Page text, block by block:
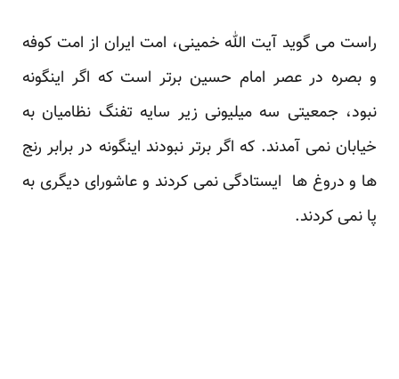
راست می گوید آیت الله خمینی، امت ایران از امت کوفه
و بصره در عصر امام حسین برتر است که اگر اینگونه
نبود، جمعیتی سه میلیونی زیر سایه تفنگ نظامیان به
خیابان نمی آمدند. که اگر برتر نبودند اینگونه در برابر رنج
ها و دروغ ها ایستادگی نمی کردند و عاشورای دیگری به
پا نمی کردند.